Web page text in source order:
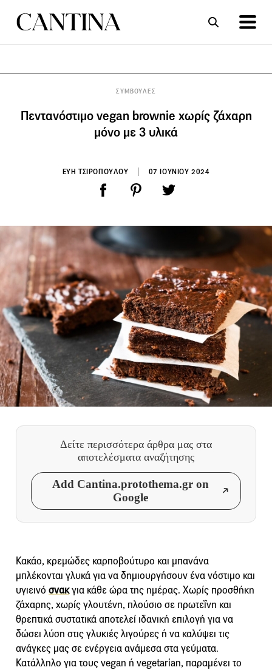
ΣΥΜΒΟΥΛΕΣ
Πεντανόστιμο vegan brownie χωρίς ζάχαρη
μόνο με 3 υλικά
ΕΥΗ ΤΣΙΡΟΠΟΥΛΟΥ 07 ΙΟΥΝΙΟΥ 2024
Δείτε περισσότερα άρθρα μας στα
αποτελέσματα αναζήτησης
Add Cantina.protothema.gr on
Google
Κακάο, κρεμώδες καρποβούτυρο και μπανάνα
μπλέκονται γλυκά για να δημιουργήσουν ένα νόστιμο και
υγιεινό σνακγια κάθε ώρα της ημέρας. Χωρίς προσθήκη
ζάχαρης, χωρίς γλουτένη, πλούσιο σε πρωτεΐνη και
θρεπτικά συστατικά αποτελεί ιδανική επιλογή για να
δώσει λύση στις γλυκιές λιγούρες ή να καλύψει τις
ανάγκες μας σε ενέργεια ανάμεσα στα γεύματα.
Κατάλληλο για τους vegan ή vegetarian, παραμένει το